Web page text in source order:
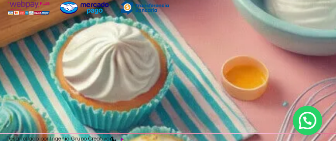
Desarrollado por Ingenia Grupo Creativo